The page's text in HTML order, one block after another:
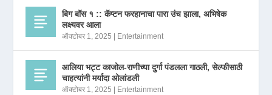
बिग बॉस १ :: कॅप्टन फरहानाचा पारा उंच झाला, अभिषेक
लक्ष्यवर आला
ऑक्टोबर 1, 2025 | Entertainment
आलिया भट्ट काजोल-राणीच्या दुर्गा पंडलला गाठली, सेल्फीसाठी
चाहत्यांनी मर्यादा ओलांडली
ऑक्टोबर 1, 2025 | Entertainment